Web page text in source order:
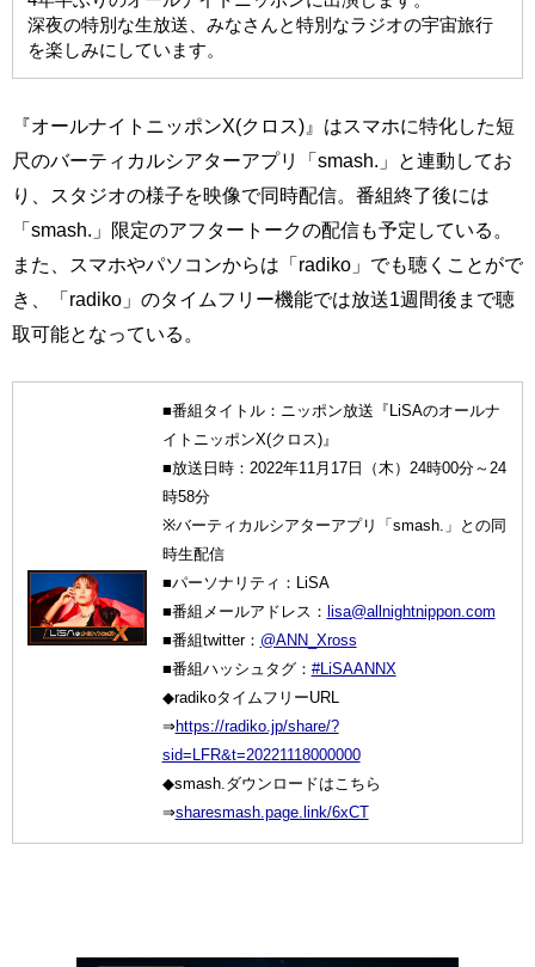
深夜の特別な生放送、みなさんと特別なラジオの宇宙旅行
を楽しみにしています。
『オールナイトニッポンX(クロス)』はスマホに特化した短
尺のバーティカルシアターアプリ「smash.」と連動してお
り、スタジオの様子を映像で同時配信。番組終了後には
「smash.」限定のアフタートークの配信も予定している。
また、スマホやパソコンからは「radiko」でも聴くことがで
き、「radiko」のタイムフリー機能では放送1週間後まで聴
取可能となっている。
■番組タイトル：ニッポン放送『LiSAのオールナ
イトニッポンX(クロス)』
■放送日時：2022年11月17日（木）24時00分～24
時58分
※バーティカルシアターアプリ「smash.」との同
時生配信
■パーソナリティ：LiSA
■番組メールアドレス： lisa@allnightnippon.com
■番組twitter： @ANN_Xross
■番組ハッシュタグ： #LiSAANNX
◆radikoタイムフリーURL
⇒https://radiko.jp/share/?
sid=LFR&t=20221118000000
◆smash.ダウンロードはこちら
⇒sharesmash.page.link/6xCT